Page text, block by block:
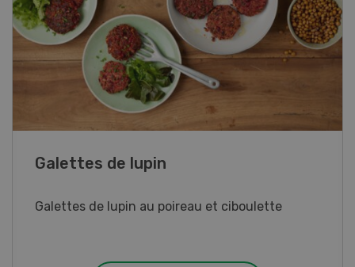
Rouleaux de printemps
Rouleaux de printemps aux poulet